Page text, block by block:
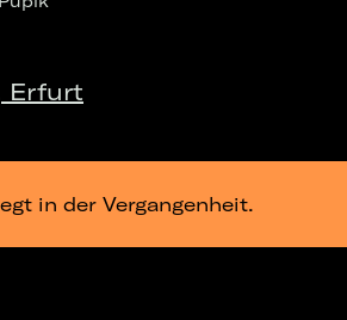
Erfurt
in der Vergangenheit.